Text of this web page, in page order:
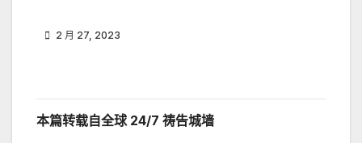
2 月 27, 2023
本篇转载自全球 24/7 祷告城墙